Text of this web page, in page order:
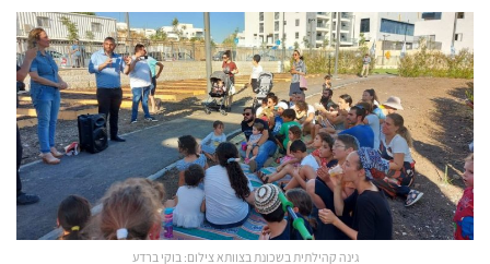
גינה קהילתית בשכונת בצוותא צילום: בוקי ברדע